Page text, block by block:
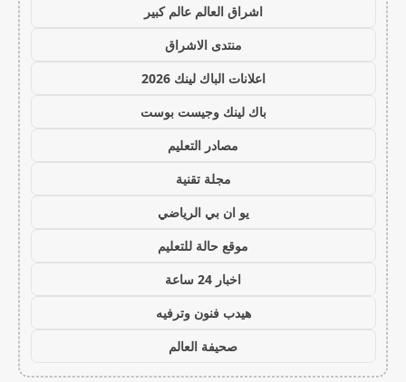
اشراق العالم عالم كبير
منتدى الاشراق
اعلانات الباك لينك 2026
باك لينك وجيست بوست
مصادر التعليم
مجلة تقنية
يو ان بي الرياضي
موقع حالة للتعليم
اخبار 24 ساعة
هيدب فنون وترفيه
صحيفة العالم